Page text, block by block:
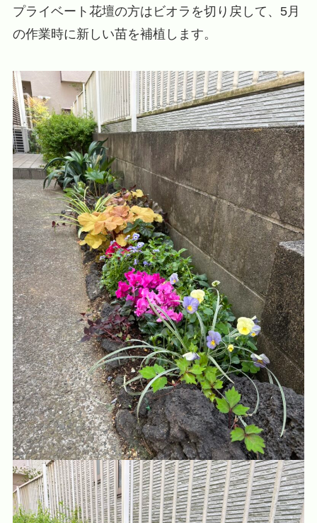
プライベート花壇の方はビオラを切り戻して、5月
の作業時に新しい苗を補植します。